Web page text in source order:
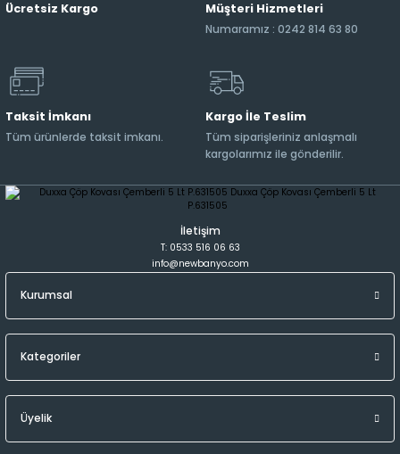
Ücretsiz Kargo Müşteri Hizmetleri
Numaramız : 0242 814 63 80
Taksit İmkanı
Tüm ürünlerde taksit imkanı.
Kargo İle Teslim
Tüm siparişleriniz anlaşmalı
kargolarımız ile gönderilir.
İletişim
T: 0533 516 06 63
info@newbanyo.com
Kurumsal
Kategoriler
Üyelik